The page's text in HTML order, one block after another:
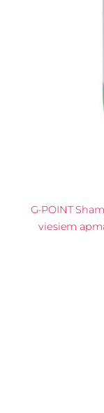
G-POINT
viesiem